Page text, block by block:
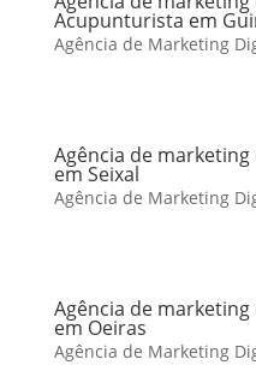
Acupunturista em
Agência de Marketing
Agência de
em Seixal
Agência de Marketing
Agência de
em Oeiras
Agência de Marketing